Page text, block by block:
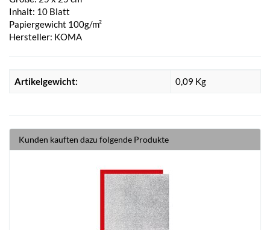
Inhalt: 10 Blatt
Papiergewicht 100g/m²
Hersteller: KOMA
Artikelgewicht: 0,09 Kg
Kunden kauften dazu folgende Produkte